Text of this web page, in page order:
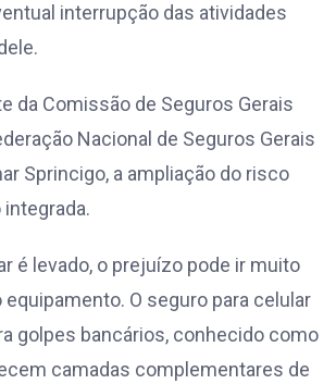
interrupção das atividades
da Comissão de Seguros Gerais
Nacional de Seguros Gerais
Sprincigo, a ampliação do risco
é levado, o prejuízo pode ir muito
equipamento. O seguro para celular
golpes bancários, conhecido como
camadas complementares de